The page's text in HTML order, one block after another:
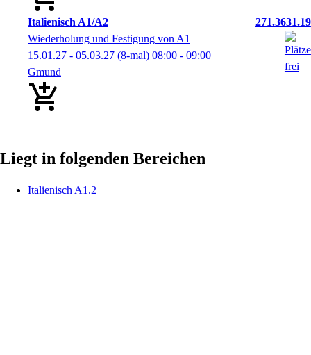
Italienisch A1/A2
271.3631.19
Wiederholung und Festigung von A1
15.01.27 - 05.03.27 (8-mal) 08:00 - 09:00
Gmund
Liegt in folgenden Bereichen
Italienisch A1.2